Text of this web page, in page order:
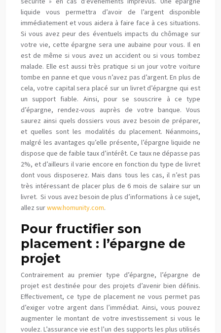
liquide vous permettra d’avoir de l’argent disponible
immédiatement et vous aidera à faire face à ces situations.
Si vous avez peur des éventuels impacts du chômage sur
votre vie, cette épargne sera une aubaine pour vous. Il en
est de même si vous avez un accident ou si vous tombez
malade. Elle est aussi très pratique si un jour votre voiture
tombe en panne et que vous n’avez pas d’argent. En plus de
cela, votre capital sera placé sur un livret d’épargne qui est
un support fiable. Ainsi, pour se souscrire à ce type
d’épargne, rendez-vous auprès de votre banque. Vous
saurez ainsi quels dossiers vous avez besoin de préparer,
et quelles sont les modalités du placement. Néanmoins,
malgré les avantages qu’elle présente, l’épargne liquide ne
dispose que de faible taux d’intérêt. Ce taux ne dépasse pas
2%, et d’ailleurs il varie encore en fonction du type de livret
dont vous disposerez. Mais dans tous les cas, il n’est pas
très intéressant de placer plus de 6 mois de salaire sur un
livret. Si vous avez besoin de plus d’informations à ce sujet,
allez surwww.homunity.com.
Pour fructifier son
placement : l’épargne de
projet
Contrairement au premier type d’épargne, l’épargne de
projet est destinée pour des projets d’avenir bien définis.
Effectivement, ce type de placement ne vous permet pas
d’exiger votre argent dans l’immédiat. Ainsi, vous pouvez
augmenter le montant de votre investissement si vous le
voulez. L’assurance vie est l’un des supports les plus utilisés